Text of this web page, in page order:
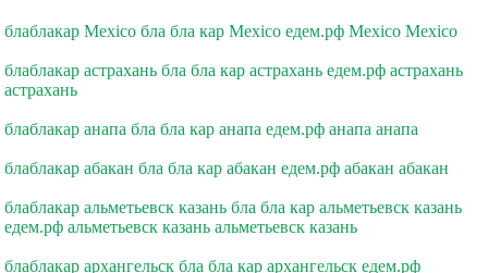
блаблакар Mexico бла бла кар Mexico едем.рф Mexico Mexico
блаблакар астрахань бла бла кар астрахань едем.рф астрахань
астрахань
блаблакар анапа бла бла кар анапа едем.рф анапа анапа
блаблакар абакан бла бла кар абакан едем.рф абакан абакан
блаблакар альметьевск казань бла бла кар альметьевск казань
едем.рф альметьевск казань альметьевск казань
блаблакар архангельск бла бла кар архангельск едем.рф